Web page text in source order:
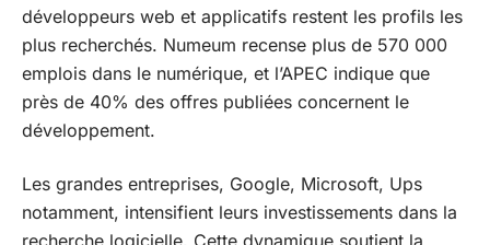
développeurs web et applicatifs restent les profils les
plus recherchés. Numeum recense plus de 570 000
emplois dans le numérique, et l’APEC indique que
près de 40% des offres publiées concernent le
développement.
Les grandes entreprises, Google, Microsoft, Ups
notamment, intensifient leurs investissements dans la
recherche logicielle. Cette dynamique soutient la